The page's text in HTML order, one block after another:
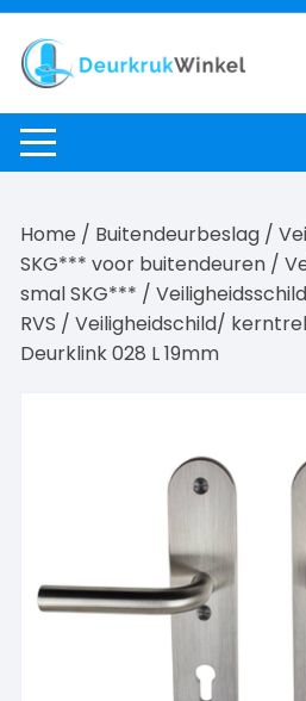
Ga
naar
inhoud
Home / Buitendeurbeslag /
SKG*** voor buitendeuren /
smal SKG*** /
RVS / Veiligheidschild/
Deurklink 028 L 19mm